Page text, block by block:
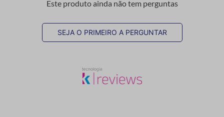
Este produto ainda não tem perguntas
SEJA O PRIMEIRO A PERGUNTAR